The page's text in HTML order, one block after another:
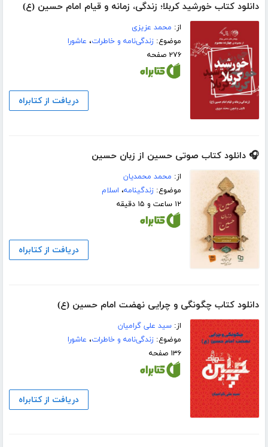
دانلود کتاب خورشید کربلا؛ زندگی، زمانه و قیام امام حسین (ع)
از: محمد عزیزی
موضوع:زندگی‌نامه و خاطرات، عاشورا
۲۷۶ صفحه
دریافت از کتابراه
🎧 دانلود کتاب صوتی حسین از زبان حسین
از: محمد محمدیان
موضوع:زندگینامه، اسلام
۱۲ ساعت و ۱۵ دقیقه
دریافت از کتابراه
دانلود کتاب چگونگی و چرایی نهضت امام حسین (ع)
از:سید علی گرامیان
موضوع:زندگی‌نامه و خاطرات، عاشورا
۱۳۶ صفحه
دریافت از کتابراه